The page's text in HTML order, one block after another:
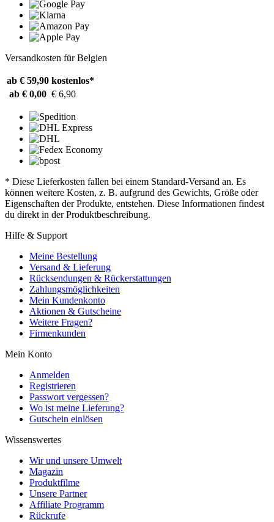
Versandkosten für Belgien
ab € 59,90 kostenlos*
ab € 0,00 € 6,90
* Diese Lieferkosten fallen bei einem Standard-Versand an. Es
können weitere Kosten, z. B. aufgrund des Gewichts, Größe oder
Eigenschaften der Produkte, entstehen. Diese Informationen findest
du direkt in der Produktbeschreibung.
Hilfe & Support
Meine Bestellung
Versand & Lieferung
Rücksendungen & Rückerstattungen
Zahlungsmöglichkeiten
Mein Kundenkonto
Aktionen & Gutscheine
Weitere Fragen?
Firmenkunden
Mein Konto
Anmelden
Registrieren
Passwort vergessen?
Wo ist meine Lieferung?
Gutschein einlösen
Wissenswertes
Wir und unsere Umwelt
Magazin
Produktfilme
Unsere Partner
Affiliate Programm
Rückrufe